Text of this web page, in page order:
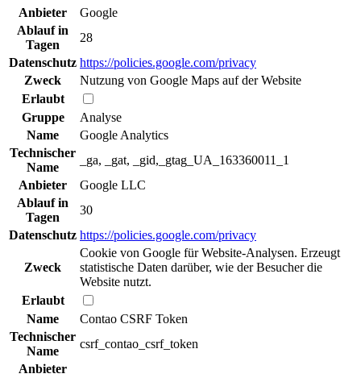
Anbieter
Google
Ablauf in
Tagen
28
Datenschutz https://policies.google.com/privacy
Zweck
Nutzung von Google Maps auf der Website
Erlaubt
Gruppe
Analyse
Name
Google Analytics
Technischer
Name
_ga, _gat, _gid,_gtag_UA_163360011_1
Anbieter
Google LLC
Ablauf in
Tagen
30
Datenschutz https://policies.google.com/privacy
Zweck
Cookie von Google für Website-Analysen. Erzeugt
statistische Daten darüber, wie der Besucher die
Website nutzt.
Erlaubt
Name
Contao CSRF Token
Technischer
Name
csrf_contao_csrf_token
Anbieter